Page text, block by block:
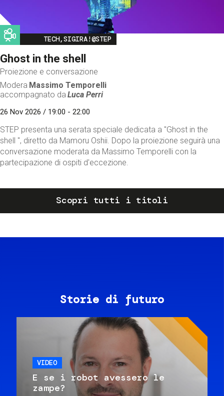
Image
TECH,SIGIRA!@STEP
Ghost in the shell
Proiezione e conversazione
Modera Massimo Temporelli
accompagnato da Luca Perri
26 Nov 2026 / 19:00 - 22:00
STEP presenta una serata speciale dedicata a "Ghost in the
shell ", diretto da Mamoru Oshii. Dopo la proiezione seguirà una
conversazione moderata da Massimo Temporelli con la
partecipazione di ospiti d'eccezione.
Scopri tutti i titoli
Storie di futuro
VIDEO
E se i robot avessero le
zampe?